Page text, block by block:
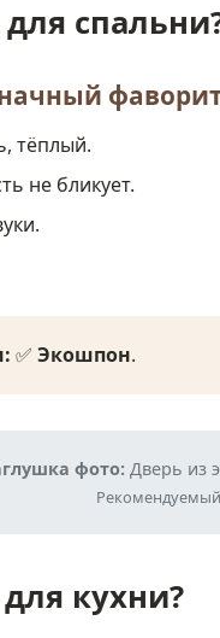
тёплый.
не бликует.
✅ Экошпон.
фото: Дверь из
кухни?